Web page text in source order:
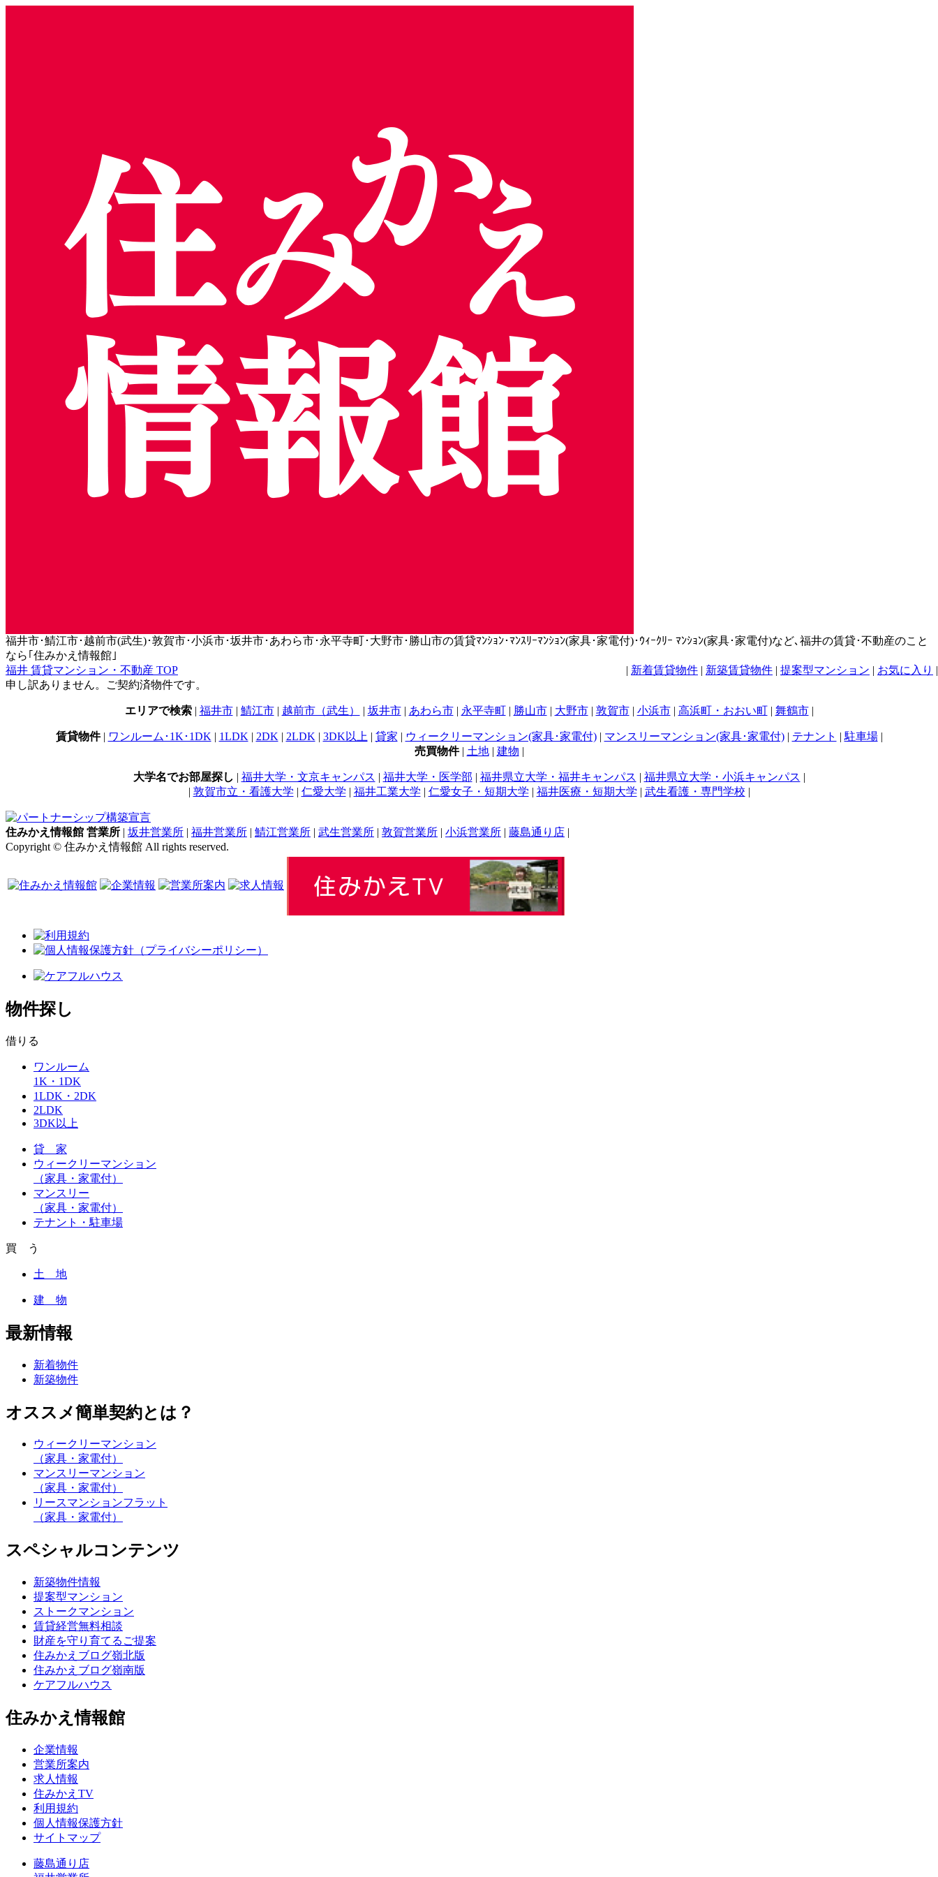
福井市･鯖江市･越前市(武生)･敦賀市･小浜市･坂井市･あわら市･永平寺町･大野市･勝山市の賃貸ﾏﾝｼｮﾝ･ﾏﾝｽﾘｰﾏﾝｼｮﾝ(家具･家電付)･ｳｨｰｸﾘｰ ﾏﾝｼｮﾝ(家具･家電付)など､福井の賃貸･不動産のこと
なら｢住みかえ情報館｣
| 新着賃貸物件 | 新築賃貸物件 | 提案型マンション | お気に入り |
福井 賃貸マンション・不動産 TOP
申し訳ありません。ご契約済物件です。
エリアで検索| 福井市| 鯖江市| 越前市（武生） | 坂井市| あわら市| 永平寺町| 勝山市| 大野市| 敦賀市| 小浜市| 高浜町・おおい町| 舞鶴市|
賃貸物件| ワンルーム･1K･1DK | 1LDK | 2DK | 2LDK | 3DK以上 | 貸家 | ウィークリーマンション(家具･家電付)| マンスリーマンション(家具･家電付)| テナント | 駐車場|
売買物件| 土地| 建物 |
大学名でお部屋探し | 福井大学・文京キャンパス | 福井大学・医学部 | 福井県立大学・福井キャンパス | 福井県立大学・小浜キャンパス |
| 敦賀市立・看護大学 | 仁愛大学 | 福井工業大学 | 仁愛女子・短期大学 | 福井医療・短期大学 | 武生看護・専門学校 |
住みかえ情報館 営業所 | 坂井営業所 | 福井営業所 | 鯖江営業所 | 武生営業所 | 敦賀営業所 | 小浜営業所 | 藤島通り店 |
Copyright © 住みかえ情報館 All rights reserved.
物件探し
借りる
ワンルーム
1K・1DK
1LDK・2DK
2LDK
3DK以上
貸 家
ウィークリーマンション
（家具・家電付）
マンスリー
（家具・家電付）
テナント・駐車場
買 う
土 地
建 物
最新情報
新着物件
新築物件
オススメ簡単契約とは？
ウィークリーマンション
（家具・家電付）
マンスリーマンション
（家具・家電付）
リースマンションフラット
（家具・家電付）
スペシャルコンテンツ
新築物件情報
提案型マンション
ストークマンション
賃貸経営無料相談
財産を守り育てるご提案
住みかえブログ嶺北版
住みかえブログ嶺南版
ケアフルハウス
住みかえ情報館
企業情報
営業所案内
求人情報
住みかえTV
利用規約
個人情報保護方針
サイトマップ
藤島通り店